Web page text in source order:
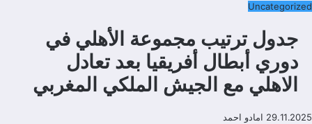
Uncategorized
جدول ترتيب مجموعة الأهلي في
دوري أبطال أفريقيا بعد تعادل
الاهلي مع الجيش الملكي المغربي
29.11.2025 امادو احمد